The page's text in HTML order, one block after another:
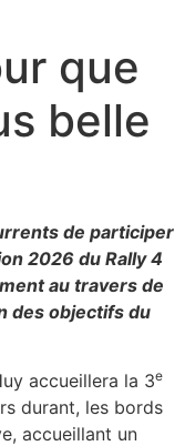
que
belle
de participer
2026 du Rally 4
au travers de
des objectifs du
accueillera la 3e
durant, les bords
accueillant un